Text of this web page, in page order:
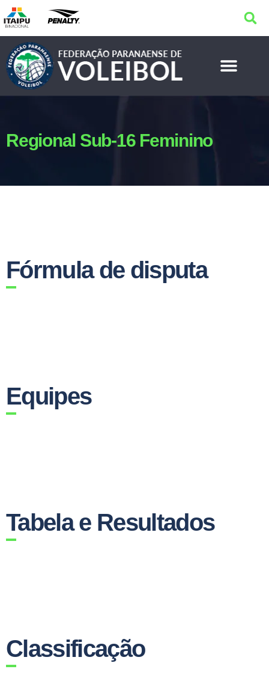
Regional Sub-16 Feminino
Fórmula de disputa
Equipes
Tabela e Resultados
Classificação